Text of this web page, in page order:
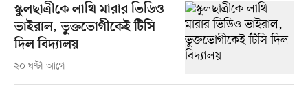
স্কুলছাত্রীকে লাথি মারার ভিডিও
ভাইরাল, ভুক্তভোগীকেই টিসি
দিল বিদ্যালয়
২০ ঘণ্টা আগে